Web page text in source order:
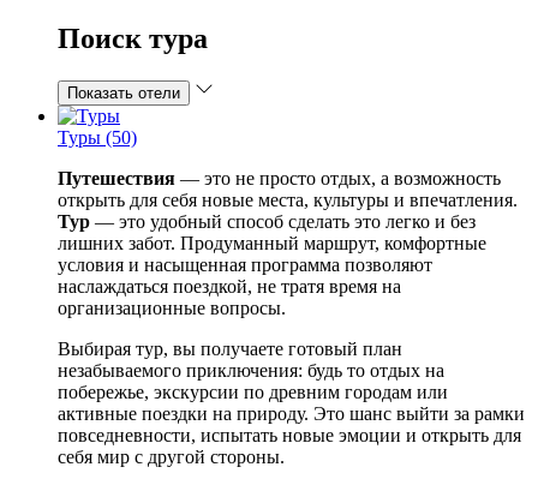
Поиск тура
Показать отели
Туры (50)
Путешествия — это не просто отдых, а возможность
открыть для себя новые места, культуры и впечатления.
Тур — это удобный способ сделать это легко и без
лишних забот. Продуманный маршрут, комфортные
условия и насыщенная программа позволяют
наслаждаться поездкой, не тратя время на
организационные вопросы.
Выбирая тур, вы получаете готовый план
незабываемого приключения: будь то отдых на
побережье, экскурсии по древним городам или
активные поездки на природу. Это шанс выйти за рамки
повседневности, испытать новые эмоции и открыть для
себя мир с другой стороны.